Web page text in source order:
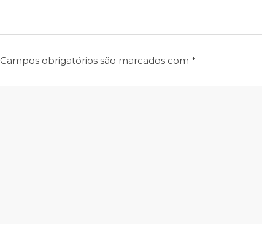
Campos obrigatórios são marcados com *